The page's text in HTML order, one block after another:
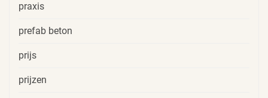
praxis
prefab beton
prijs
prijzen